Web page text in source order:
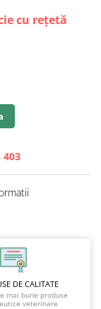
cu rețetă
403
DE CALITATE
mai bune produse
veterinare